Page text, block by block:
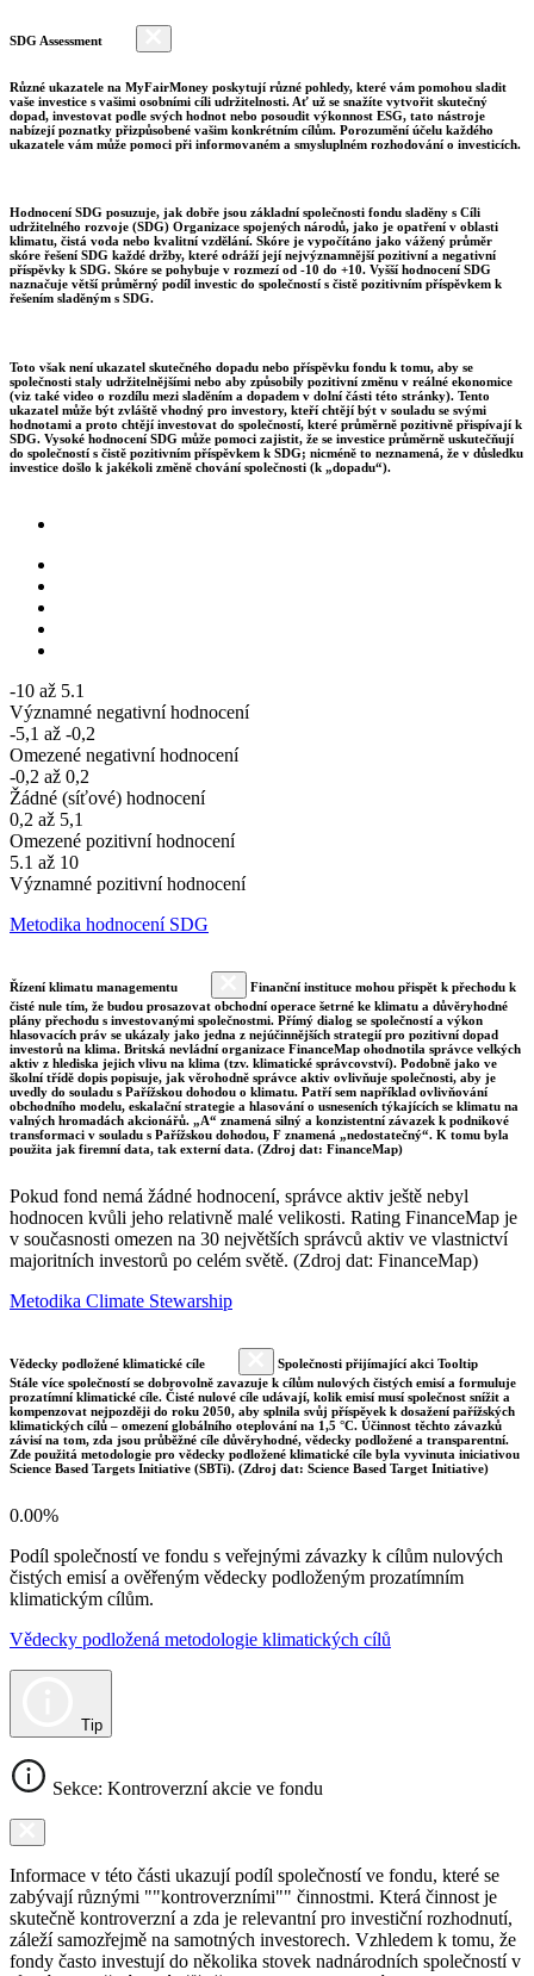
SDG Assessment
Různé ukazatele na MyFairMoney poskytují různé pohledy, které vám pomohou sladit
vaše investice s vašimi osobními cíli udržitelnosti. Ať už se snažíte vytvořit skutečný
dopad, investovat podle svých hodnot nebo posoudit výkonnost ESG, tato nástroje
nabízejí poznatky přizpůsobené vašim konkrétním cílům. Porozumění účelu každého
ukazatele vám může pomoci při informovaném a smysluplném rozhodování o investicích.
Hodnocení SDG posuzuje, jak dobře jsou základní společnosti fondu sladěny s Cíli
udržitelného rozvoje (SDG) Organizace spojených národů, jako je opatření v oblasti
klimatu, čistá voda nebo kvalitní vzdělání. Skóre je vypočítáno jako vážený průměr
skóre řešení SDG každé držby, které odráží její nejvýznamnější pozitivní a negativní
příspěvky k SDG. Skóre se pohybuje v rozmezí od -10 do +10. Vyšší hodnocení SDG
naznačuje větší průměrný podíl investic do společností s čistě pozitivním příspěvkem k
řešením sladěným s SDG.
Toto však není ukazatel skutečného dopadu nebo příspěvku fondu k tomu, aby se
společnosti staly udržitelnějšími nebo aby způsobily pozitivní změnu v reálné ekonomice
(viz také video o rozdílu mezi sladěním a dopadem v dolní části této stránky). Tento
ukazatel může být zvláště vhodný pro investory, kteří chtějí být v souladu se svými
hodnotami a proto chtějí investovat do společností, které průměrně pozitivně přispívají k
SDG. Vysoké hodnocení SDG může pomoci zajistit, že se investice průměrně uskutečňují
do společností s čistě pozitivním příspěvkem k SDG; nicméně to neznamená, že v důsledku
investice došlo k jakékoli změně chování společnosti (k „dopadu“).
-10 až 5.1
Významné negativní hodnocení
-5,1 až -0,2
Omezené negativní hodnocení
-0,2 až 0,2
Žádné (síťové) hodnocení
0,2 až 5,1
Omezené pozitivní hodnocení
5.1 až 10
Významné pozitivní hodnocení
Metodika hodnocení SDG
Řízení klimatu managementu
Finanční instituce mohou přispět k přechodu k
čisté nule tím, že budou prosazovat obchodní operace šetrné ke klimatu a důvěryhodné
plány přechodu s investovanými společnostmi. Přímý dialog se společností a výkon
hlasovacích práv se ukázaly jako jedna z nejúčinnějších strategií pro pozitivní dopad
investorů na klima. Britská nevládní organizace FinanceMap ohodnotila správce velkých
aktiv z hlediska jejich vlivu na klima (tzv. klimatické správcovství). Podobně jako ve
školní třídě dopis popisuje, jak věrohodně správce aktiv ovlivňuje společnosti, aby je
uvedly do souladu s Pařížskou dohodou o klimatu. Patří sem například ovlivňování
obchodního modelu, eskalační strategie a hlasování o usneseních týkajících se klimatu na
valných hromadách akcionářů. „A“ znamená silný a konzistentní závazek k podnikové
transformaci v souladu s Pařížskou dohodou, F znamená „nedostatečný“. K tomu byla
použita jak firemní data, tak externí data. (Zdroj dat: FinanceMap)
Pokud fond nemá žádné hodnocení, správce aktiv ještě nebyl
hodnocen kvůli jeho relativně malé velikosti. Rating FinanceMap je
v současnosti omezen na 30 největších správců aktiv ve vlastnictví
majoritních investorů po celém světě. (Zdroj dat: FinanceMap)
Metodika Climate Stewarship
Vědecky podložené klimatické cíle
Společnosti přijímající akci Tooltip
Stále více společností se dobrovolně zavazuje k cílům nulových čistých emisí a formuluje
prozatímní klimatické cíle. Čisté nulové cíle udávají, kolik emisí musí společnost snížit a
kompenzovat nejpozději do roku 2050, aby splnila svůj příspěvek k dosažení pařížských
klimatických cílů – omezení globálního oteplování na 1,5 °C. Účinnost těchto závazků
závisí na tom, zda jsou průběžné cíle důvěryhodné, vědecky podložené a transparentní.
Zde použitá metodologie pro vědecky podložené klimatické cíle byla vyvinuta iniciativou
Science Based Targets Initiative (SBTi). (Zdroj dat: Science Based Target Initiative)
0.00%
Podíl společností ve fondu s veřejnými závazky k cílům nulových
čistých emisí a ověřeným vědecky podloženým prozatímním
klimatickým cílům.
Vědecky podložená metodologie klimatických cílů
Tip
Sekce: Kontroverzní akcie ve fondu
Informace v této části ukazují podíl společností ve fondu, které se
zabývají různými ""kontroverzními"" činnostmi. Která činnost je
skutečně kontroverzní a zda je relevantní pro investiční rozhodnutí,
záleží samozřejmě na samotných investorech. Vzhledem k tomu, že
fondy často investují do několika stovek nadnárodních společností v